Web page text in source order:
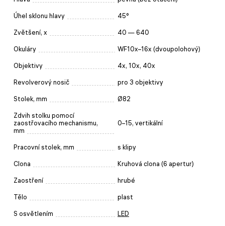
Úhel sklonu hlavy 45°
Zvětšení, x 40 — 640
Okuláry WF10x–16x (dvoupolohový)
Objektivy 4x, 10x, 40x
Revolverový nosič pro 3 objektivy
Stolek, mm Ø82
Zdvih stolku pomocí
zaostřovacího mechanismu,
mm
0–15, vertikální
Pracovní stolek, mm s klipy
Clona Kruhová clona (6 apertur)
Zaostření hrubé
Tělo plast
S osvětlením LED